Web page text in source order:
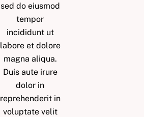
sed do eiusmod
tempor
incididunt ut
labore et dolore
magna aliqua.
Duis aute irure
dolor in
reprehenderit in
voluptate velit